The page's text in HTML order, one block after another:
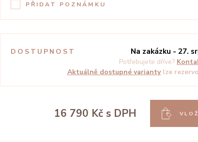
PŘIDAT POZNÁMKU
DOSTUPNOST Na zakázku - 27.
Potřebujete dříve?
Aktuálně dostupné varianty lze
16 790 Kč s DPH